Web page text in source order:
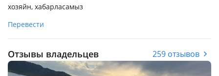
хозяйн, хабарласамыз
Перевести
Отзывы владельцев 259 отзывов